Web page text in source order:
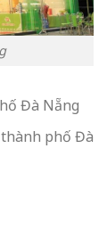
Đà Nẵng
thành phố Đà